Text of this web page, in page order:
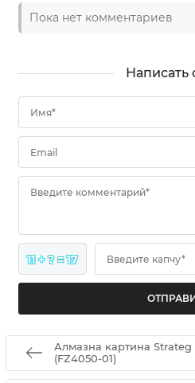
Пока нет комментариев
Написать
Имя*
Email
Введите комментарий*
11 + ? = 17 Введите капчу*
Алмазна картина Strateg
(FZ4050-01)